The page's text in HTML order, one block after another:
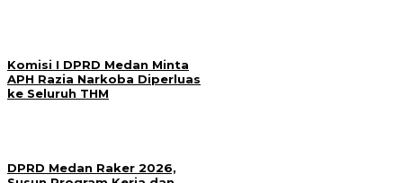
Komisi I DPRD Medan Minta
APH Razia Narkoba Diperluas
ke Seluruh THM
DPRD Medan Raker 2026,